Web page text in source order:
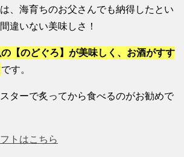
、海育ちのお父さんでも納得したとい
違いない美味しさ！
【のどぐろ】が美味しく、お酒がすす
です。
ターで炙ってから食べるのがお勧めで
トはこちら